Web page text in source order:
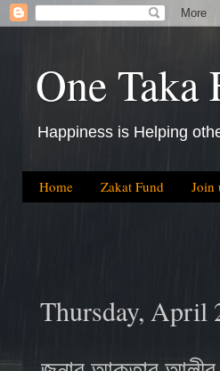
One Taka
Happiness is Helping
Home Zakat Fund Join
Thursday, April